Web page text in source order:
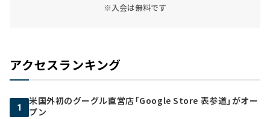
※入会は無料です
アクセスランキング
1
米国外初のグーグル直営店「Google Store 表参道」がオー
プン